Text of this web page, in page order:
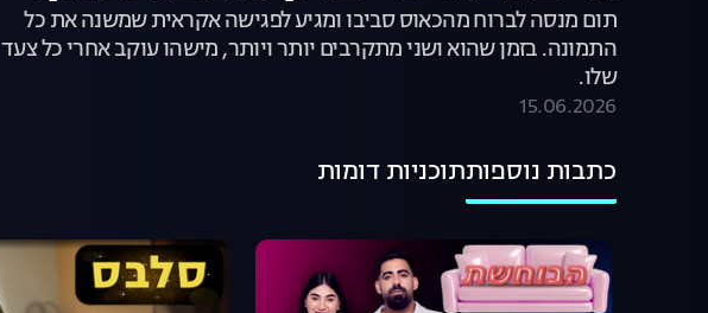
תום מנסה לברוח מהכאוס סביבו ומגיע לפגישה אקראית שמשנה את כל
התמונה. בזמן שהוא ושני מתקרבים יותר ויותר, מישהו עוקב אחרי כל צעד
שלו.
15.06.2026
כתבות נוספותתוכניות דומות